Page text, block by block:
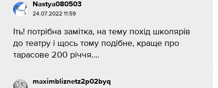
Nastya080503
24.07.2022 11:59
Іть! потрібна замітка, на тему похід школярів
до театру і щось тому подібне, краще про
тарасове 200 річчя....
maximbliznetz2p02byq